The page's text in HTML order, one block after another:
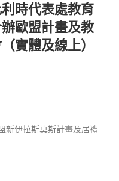
利時代表處教育
歐盟計畫及教
實體及線上）
新伊拉斯莫斯計畫及居禮